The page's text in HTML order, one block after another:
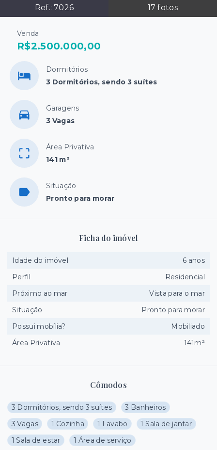
Ref.: 7026 17 fotos
Venda
R$2.500.000,00
Dormitórios
3 Dormitórios, sendo 3 suítes
Garagens
3 Vagas
Área Privativa
141 m²
Situação
Pronto para morar
Cômodos
3 Dormitórios, sendo 3 suítes
3 Banheiros
3 Vagas
1 Cozinha 1 Lavabo
1 Sala de jantar
1 Sala de estar
1 Área de serviço
Ficha do imóvel
Idade do imóvel
6 anos
Perfil
Residencial
Próximo ao mar
Vista para o mar
Situação
Pronto para morar
Possui mobília?
Mobiliado
Área Privativa
141m²